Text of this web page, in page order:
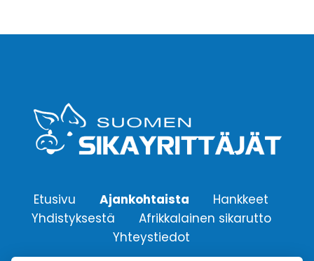
Etusivu Ajankohtaista
Hankkeet
Yhdistyksestä
Afrikkalainen sikarutto
Yhteystiedot